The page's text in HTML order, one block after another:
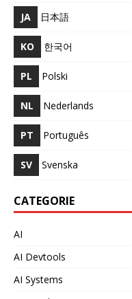
JA 日本語
KO 한국어
PL Polski
NL Nederlands
PT Português
SV Svenska
CATEGORIE
AI
AI Devtools
AI Systems